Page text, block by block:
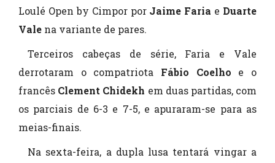
Loulé Open by Cimpor por Jaime Faria e Duarte
Vale na variante de pares.
Terceiros cabeças de série, Faria e Vale
derrotaram o compatriota Fábio Coelho e o
francês Clement Chidekh em duas partidas, com
os parciais de 6-3 e 7-5, e apuraram-se para as
meias-finais.
Na sexta-feira, a dupla lusa tentará vingar a